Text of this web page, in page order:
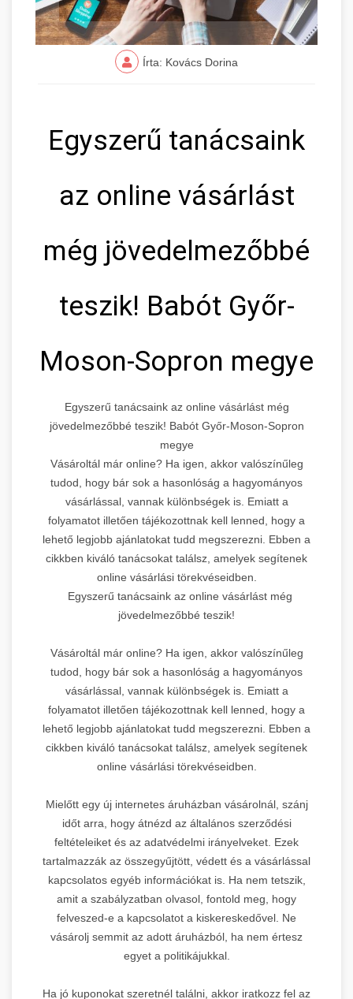
Írta: Kovács Dorina
Egyszerű tanácsaink
az online vásárlást
még jövedelmezőbbé
teszik! Babót Győr-
Moson-Sopron megye
Egyszerű tanácsaink az online vásárlást még
jövedelmezőbbé teszik! Babót Győr-Moson-Sopron
megye
Vásároltál már online? Ha igen, akkor valószínűleg
tudod, hogy bár sok a hasonlóság a hagyományos
vásárlással, vannak különbségek is. Emiatt a
folyamatot illetően tájékozottnak kell lenned, hogy a
lehető legjobb ajánlatokat tudd megszerezni. Ebben a
cikkben kiváló tanácsokat találsz, amelyek segítenek
online vásárlási törekvéseidben.
Egyszerű tanácsaink az online vásárlást még
jövedelmezőbbé teszik!
Vásároltál már online? Ha igen, akkor valószínűleg
tudod, hogy bár sok a hasonlóság a hagyományos
vásárlással, vannak különbségek is. Emiatt a
folyamatot illetően tájékozottnak kell lenned, hogy a
lehető legjobb ajánlatokat tudd megszerezni. Ebben a
cikkben kiváló tanácsokat találsz, amelyek segítenek
online vásárlási törekvéseidben.
Mielőtt egy új internetes áruházban vásárolnál, szánj
időt arra, hogy átnézd az általános szerződési
feltételeiket és az adatvédelmi irányelveket. Ezek
tartalmazzák az összegyűjtött, védett és a vásárlással
kapcsolatos egyéb információkat is. Ha nem tetszik,
amit a szabályzatban olvasol, fontold meg, hogy
felveszed-e a kapcsolatot a kiskereskedővel. Ne
vásárolj semmit az adott áruházból, ha nem értesz
egyet a politikájukkal.
Ha jó kuponokat szeretnél találni, akkor iratkozz fel az